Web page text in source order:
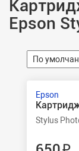
Epson
Epson
Stylus